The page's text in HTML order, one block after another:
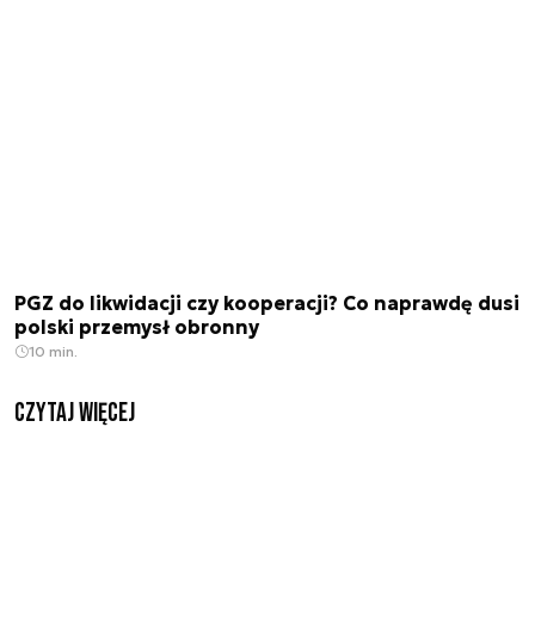
PGZ do likwidacji czy kooperacji? Co naprawdę dusi
polski przemysł obronny
10 min.
czytaj więcej